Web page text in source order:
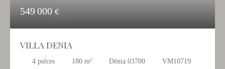
549 000 €
VILLA DENIA
4 pièces 180 m² Dénia 03700
VM10719